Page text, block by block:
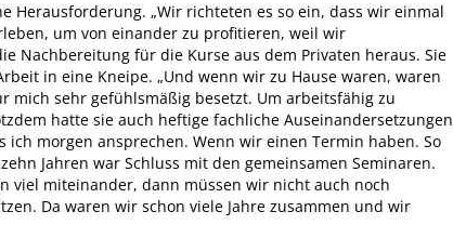
Herausforderung. „Wir richteten es so ein, dass wir einmal
um von einander zu profitieren, weil wir
Nachbereitung für die Kurse aus dem Privaten heraus. Sie
in eine Kneipe. „Und wenn wir zu Hause waren, waren
mich sehr gefühlsmäßig besetzt. Um arbeitsfähig zu
hatte sie auch heftige fachliche Auseinandersetzungen
morgen ansprechen. Wenn wir einen Termin haben. So
Jahren war Schluss mit den gemeinsamen Seminaren.
viel miteinander, dann müssen wir nicht auch noch
Da waren wir schon viele Jahre zusammen und wir